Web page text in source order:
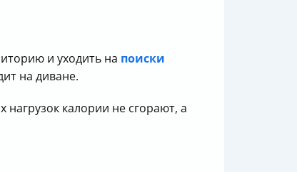
и уходить на поиски
на диване.
калории не сгорают, а